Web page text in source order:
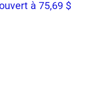
à 75,69 $